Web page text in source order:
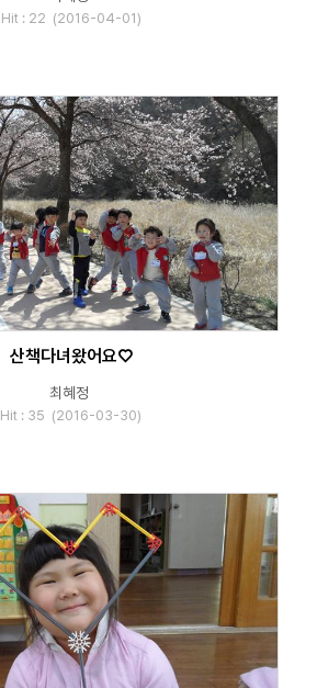
Hit : 22 (2016-04-01)
산책다녀왔어요♡
최혜정
Hit : 35 (2016-03-30)